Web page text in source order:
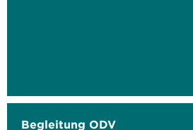
Begleitung ODV